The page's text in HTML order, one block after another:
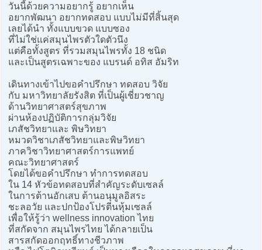
วันนี้ด้วยความอยากรู้ อยากเห็น
อยากพัฒนา อยากทดสอบ แบบไม่มีที่สิ้นสุด
เลยได้นำ ทั้งแบบขวด แบบซอง
ที่ไม่ใช่แค่สมุนไพรตัวใดตัวนึง
แต่คือทั้งสูตร ที่รวมสมุนไพรทั้ง 18 ชนิด
และเป็นสูตรเฉพาะของ แบรนด์ อทิส อัมริท
เดินทางเข้าไปขอคำปรึกษา ทดสอบ วิจัย
กับ มหาวิทยาลัยรังสิต ที่เป็นผู้เชี่ยวชาญ
ด้านวิทยาศาสตร์สุขภาพ
ผ่านห้องปฏิบัติการกลุ่มวิจัย
เภสัชวิทยาและ พิษวิทยา
หมวดวิชาเภสัชวิทยาและพิษวิทยา
ภาควิชาวิทยาศาสตร์การแพทย์
คณะวิทยาศาสตร์
โดยได้ขอคำปรึกษา ทำการทดสอบ
ใน 14 หัวข้อทดสอบที่สำคัญระดับเซลล์
ในการต้านอักเสบ ต้านอนุมูลอิสระ
ชะลอวัย และปกป้องโปรตีนหุ้มเซลล์
เพื่อให้รู้ว่า wellness innovation ไทย
ที่สกัดจาก สมุนไพรไทย ได้กลายเป็น
สารสกัดออกฤทธิ์ทางชีวภาพ